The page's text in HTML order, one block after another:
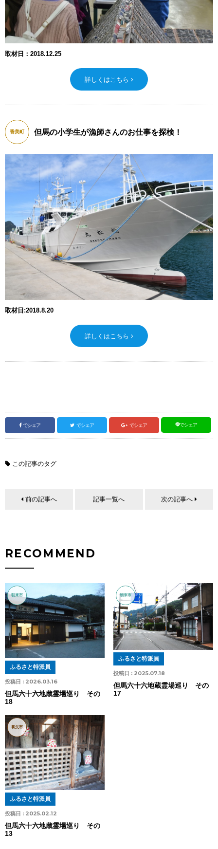
取材日：2018.12.25
詳しくはこちら
香美町 但馬の小学生が漁師さんのお仕事を探検！
取材日:2018.8.20
詳しくはこちら
でシェア でシェア でシェア でシェア
この記事のタグ
前の記事へ 記事一覧へ 次の記事へ
RECOMMEND
朝来市
投稿日 : 2026.03.16
ふるさと特派員
但馬六十六地蔵霊場巡り その
18
朝来市
投稿日 : 2025.07.18
ふるさと特派員
但馬六十六地蔵霊場巡り その
17
養父市
投稿日 : 2025.02.12
ふるさと特派員
但馬六十六地蔵霊場巡り その
13